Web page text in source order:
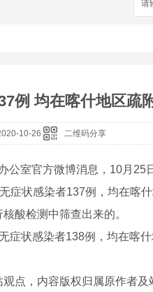
例 均在喀什地区疏
10-26 二维码分享
室官方微博消息，10月25
症状感染者137例，均在喀
酸检测中筛查出来的。
状感染者138例，均在喀什
点，内容版权归属原作者